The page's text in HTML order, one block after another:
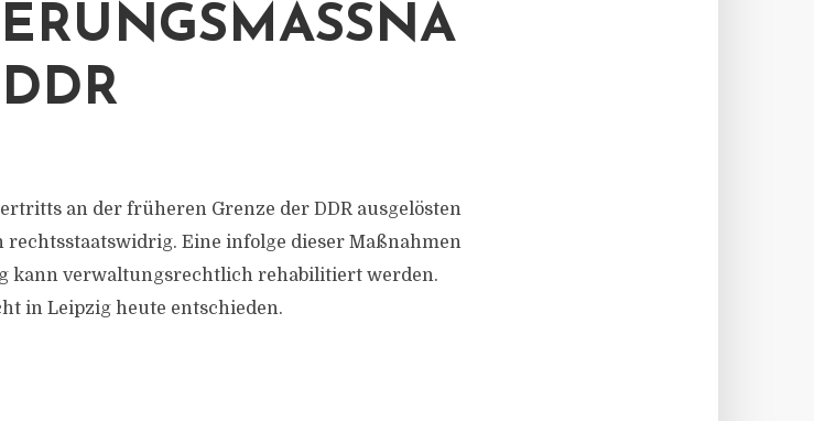
an der früheren Grenze der DDR ausgelösten
Eine infolge dieser Maßnahmen
kann verwaltungsrechtlich rehabilitiert werden.
in Leipzig heute entschieden.